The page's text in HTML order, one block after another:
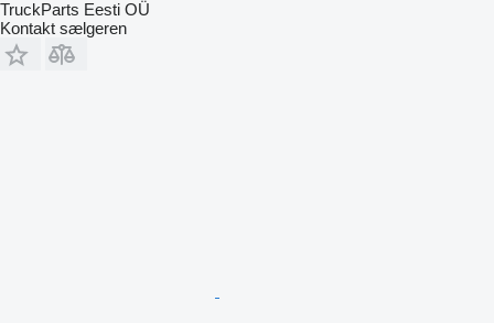
TruckParts Eesti OÜ
Kontakt sælgeren